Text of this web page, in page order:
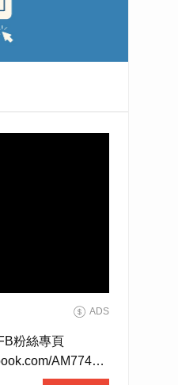
ADS
粉絲專頁
AM774